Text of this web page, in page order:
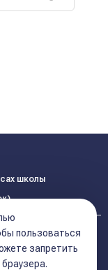
школы
пользоваться
запретить